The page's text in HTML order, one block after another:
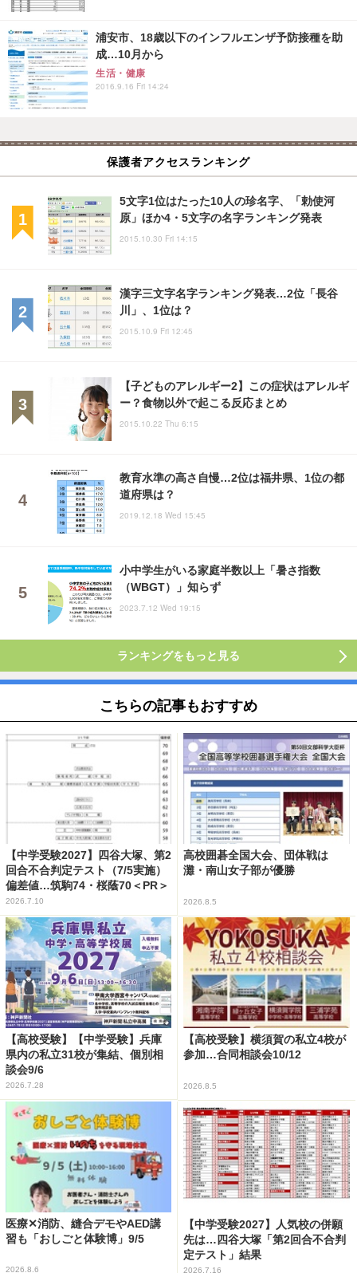
浦安市、18歳以下のインフルエンザ予防接種を助
成…10月から
生活・健康
2016.9.16 Fri 14:24
保護者アクセスランキング
5文字1位はたった10人の珍名字、「勅使河
原」ほか4・5文字の名字ランキング発表
2015.10.30 Fri 14:15
漢字三文字名字ランキング発表…2位「長谷
川」、1位は？
2015.10.9 Fri 12:45
【子どものアレルギー2】この症状はアレルギ
ー？食物以外で起こる反応まとめ
2015.10.22 Thu 6:15
教育水準の高さ自慢…2位は福井県、1位の都
道府県は？
2019.12.18 Wed 15:45
小中学生がいる家庭半数以上「暑さ指数
（WBGT）」知らず
2023.7.12 Wed 19:15
ランキングをもっと見る
こちらの記事もおすすめ
【中学受験2027】四谷大塚、第2
回合不合判定テスト（7/5実施）
偏差値…筑駒74・桜蔭70＜PR＞
2026.7.10
高校囲碁全国大会、団体戦は
灘・南山女子部が優勝
2026.8.5
【高校受験】【中学受験】兵庫
県内の私立31校が集結、個別相
談会9/6
2026.7.28
【高校受験】横須賀の私立4校が
参加…合同相談会10/12
2026.8.5
医療✕消防、縫合デモやAED講
習も「おしごと体験博」9/5
2026.8.6
【中学受験2027】人気校の併願
先は…四谷大塚「第2回合不合判
定テスト」結果
2026.7.16